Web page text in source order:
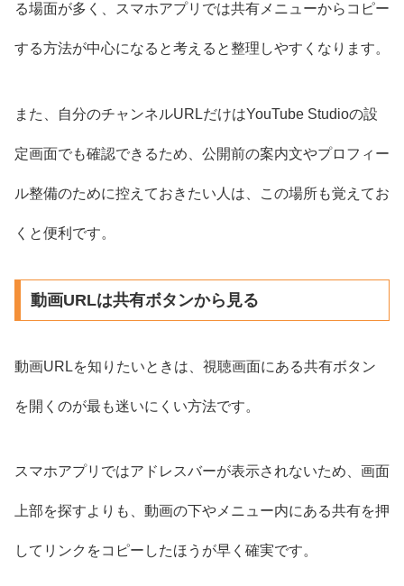
る場面が多く、スマホアプリでは共有メニューからコピー
する方法が中心になると考えると整理しやすくなります。
また、自分のチャンネルURLだけはYouTube Studioの設
定画面でも確認できるため、公開前の案内文やプロフィー
ル整備のために控えておきたい人は、この場所も覚えてお
くと便利です。
動画URLは共有ボタンから見る
動画URLを知りたいときは、視聴画面にある共有ボタン
を開くのが最も迷いにくい方法です。
スマホアプリではアドレスバーが表示されないため、画面
上部を探すよりも、動画の下やメニュー内にある共有を押
してリンクをコピーしたほうが早く確実です。